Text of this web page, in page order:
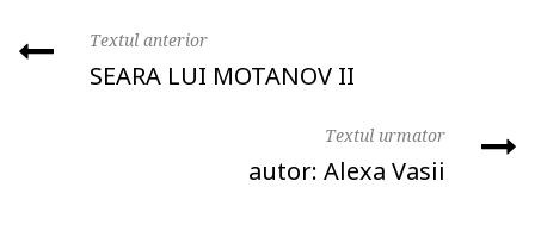
Textul anterior
SEARA LUI MOTANOV II
Textul urmator
autor: Alexa Vasii